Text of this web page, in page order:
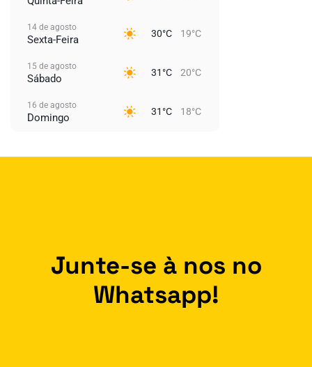
14 de agosto
Sexta-Feira 30°C 19°C
15 de agosto
Sábado 31°C 20°C
16 de agosto
Domingo 31°C 18°C
Junte-se à nos no
Whatsapp!